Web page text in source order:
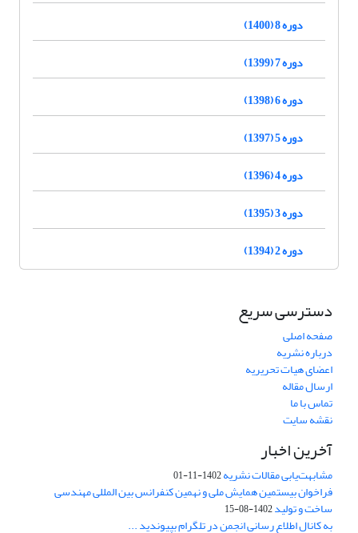
دوره 8 (1400)
دوره 7 (1399)
دوره 6 (1398)
دوره 5 (1397)
دوره 4 (1396)
دوره 3 (1395)
دوره 2 (1394)
دسترسی سریع
صفحه اصلی
درباره نشریه
اعضای هیات تحریریه
ارسال مقاله
تماس با ما
نقشه سایت
آخرین اخبار
مشابهت‌یابی مقالات نشریه1402-11-01
فراخوان بیستمین همایش ملی و نهمین کنفرانس بین المللی مهندسی
ساخت و تولید1402-08-15
به کانال اطلاع رسانی انجمن در تلگرام بپیوندید ...